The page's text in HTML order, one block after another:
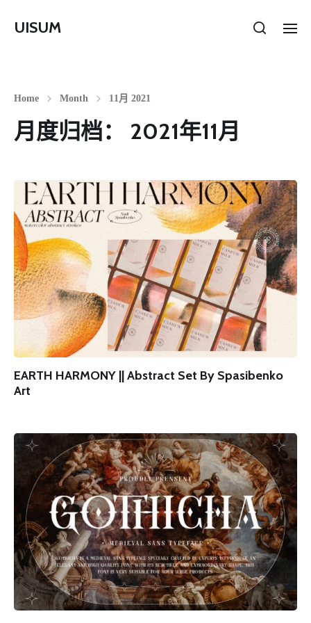
UISUM
Home Month 11月 2021
月度归档： 2021年11月
EARTH HARMONY || Abstract Set By Spasibenko
Art